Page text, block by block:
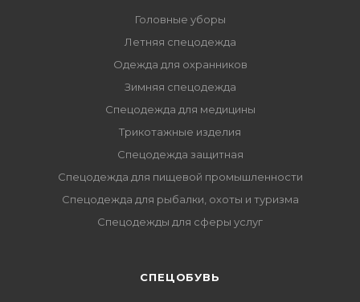
Головные уборы
Летняя спецодежда
Одежда для охранников
Зимняя спецодежда
Спецодежда для медицины
Трикотажные изделия
Спецодежда защитная
Спецодежда для пищевой промышленности
Спецодежда для рыбалки, охоты и туризма
Спецодежды для сферы услуг
CПЕЦОБУВЬ